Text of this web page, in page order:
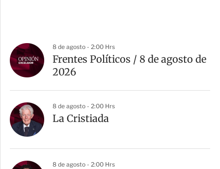
8 de agosto - 2:00 Hrs
Frentes Políticos / 8 de agosto de
2026
8 de agosto - 2:00 Hrs
La Cristiada
8 de agosto - 2:00 Hrs